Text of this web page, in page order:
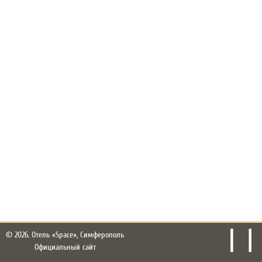
© 2026. Отель «Space», Симферополь
Официальный сайт